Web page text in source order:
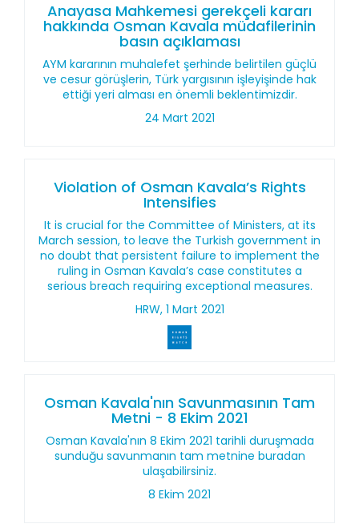
Anayasa Mahkemesi gerekçeli kararı
hakkında Osman Kavala müdafilerinin
basın açıklaması
AYM kararının muhalefet şerhinde belirtilen güçlü
ve cesur görüşlerin, Türk yargısının işleyişinde hak
ettiği yeri alması en önemli beklentimizdir.
24 Mart 2021
Violation of Osman Kavala’s Rights
Intensifies
It is crucial for the Committee of Ministers, at its
March session, to leave the Turkish government in
no doubt that persistent failure to implement the
ruling in Osman Kavala’s case constitutes a
serious breach requiring exceptional measures.
HRW, 1 Mart 2021
Osman Kavala'nın Savunmasının Tam
Metni - 8 Ekim 2021
Osman Kavala'nın 8 Ekim 2021 tarihli duruşmada
sunduğu savunmanın tam metnine buradan
ulaşabilirsiniz.
8 Ekim 2021